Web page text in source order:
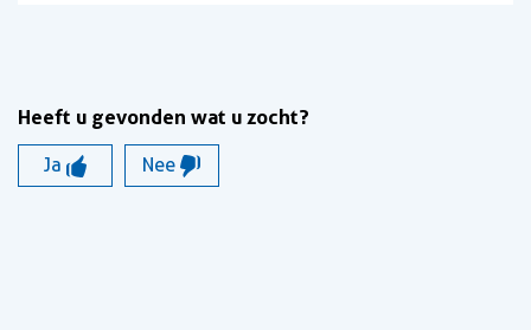
Heeft u gevonden wat u zocht?
Ja Nee